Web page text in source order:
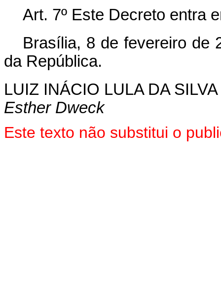
Art. 7º Este Decreto entra
Brasília, 8 de fevereiro de
da República.
LUIZ INÁCIO LULA DA SILVA
Esther Dweck
Este texto não substitui o